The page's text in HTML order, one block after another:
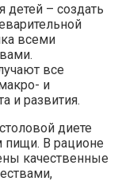
детей – создать
всеми
все
и
и развития.
диете
пищи. В рационе
качественные